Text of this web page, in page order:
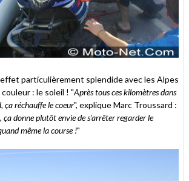
particulièrement splendide avec les Alpes
: le soleil ! "Après tous ces kilomètres dans
ça réchauffe le coeur", explique Marc Troussard :
ça donne plutôt envie de s'arrêter regarder le
même la course !"